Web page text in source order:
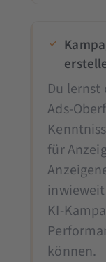
Du
Ads-
für
KI-
können.